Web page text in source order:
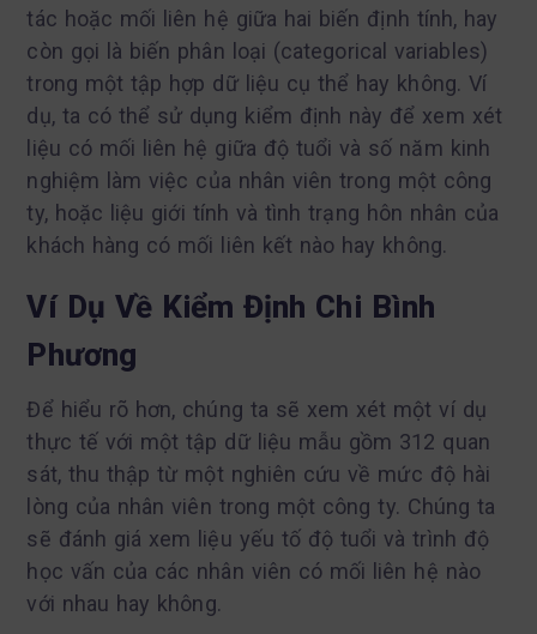
tác hoặc mối liên hệ giữa hai biến định tính, hay
còn gọi là biến phân loại (categorical variables)
trong một tập hợp dữ liệu cụ thể hay không. Ví
dụ, ta có thể sử dụng kiểm định này để xem xét
liệu có mối liên hệ giữa độ tuổi và số năm kinh
nghiệm làm việc của nhân viên trong một công
ty, hoặc liệu giới tính và tình trạng hôn nhân của
khách hàng có mối liên kết nào hay không.
Ví Dụ Về Kiểm Định Chi Bình
Phương
Để hiểu rõ hơn, chúng ta sẽ xem xét một ví dụ
thực tế với một tập dữ liệu mẫu gồm 312 quan
sát, thu thập từ một nghiên cứu về mức độ hài
lòng của nhân viên trong một công ty. Chúng ta
sẽ đánh giá xem liệu yếu tố độ tuổi và trình độ
học vấn của các nhân viên có mối liên hệ nào
với nhau hay không.